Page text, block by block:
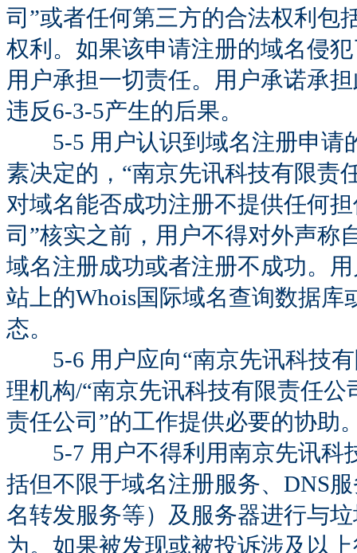
司”或者任何第三方的合法权利包
权利。如果该申请注册的域名侵
用户承担一切责任。用户承诺承
违反6-3-5产生的后果。
5-5 用户认识到域名注册申请
素决定的，“南京先讯科技有限责
对域名能否成功注册不提供任何
司”核实之前，用户不得对外声称
域名注册成功或者注册不成功。
站上的Whois国际域名查询数据
态。
5-6 用户应向“南京先讯科技有
理机构/“南京先讯科技有限责任
责任公司”的工作提供必要的协助
5-7 用户不得利用南京先讯科
括但不限于域名注册服务、DNS
名转发服务等）及服务器进行与
为。如果被发现或被投诉涉及以